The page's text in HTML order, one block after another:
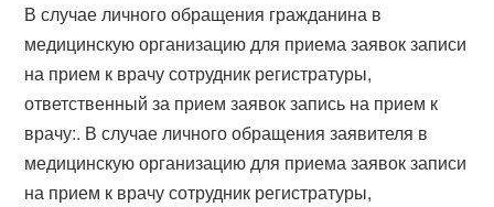
В случае личного обращения гражданина в
медицинскую организацию для приема заявок записи
на прием к врачу сотрудник регистратуры,
ответственный за прием заявок запись на прием к
врачу:. В случае личного обращения заявителя в
медицинскую организацию для приема заявок записи
на прием к врачу сотрудник регистратуры,